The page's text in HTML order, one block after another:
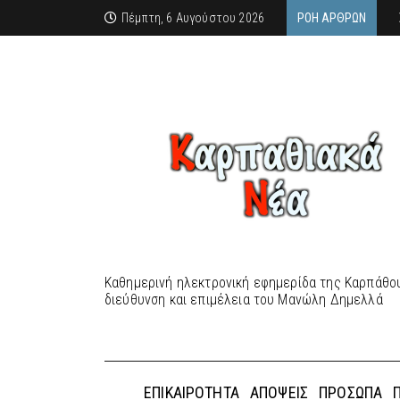
Πέμπτη, 6 Αυγούστου 2026 ΡΟΉ ΆΡΘΡΩΝ
Καθημερινή ηλεκτρονική εφημερίδα της
διεύθυνση και επιμέλεια του Μανώλη Δημελλά
ΕΠΙΚΑΙΡΌΤΗΤΑ ΑΠΌΨΕΙΣ ΠΡΌΣΩΠΑ